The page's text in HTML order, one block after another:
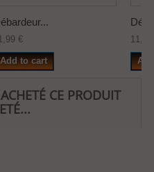
€
Add to cart
CE PRODUIT